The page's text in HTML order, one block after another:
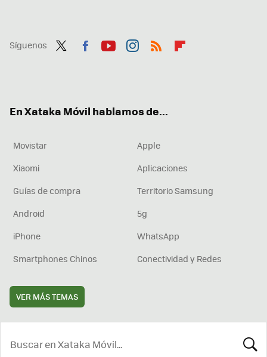
Síguenos
En Xataka Móvil hablamos de...
Movistar
Apple
Xiaomi
Aplicaciones
Guías de compra
Territorio Samsung
Android
5g
iPhone
WhatsApp
Smartphones Chinos
Conectividad y Redes
VER MÁS TEMAS